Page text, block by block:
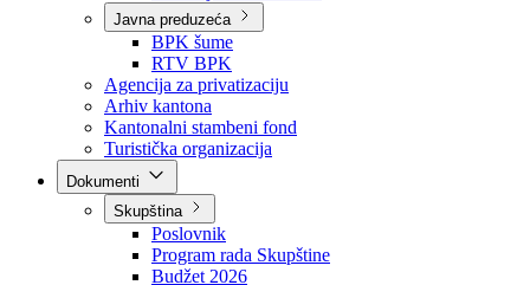
Direkcija za robne rezerve
Direkcija za ceste
Direkcija za šumarstvo
Javna preduzeća
BPK šume
RTV BPK
Agencija za privatizaciju
Arhiv kantona
Kantonalni stambeni fond
Turistička organizacija
Skupština